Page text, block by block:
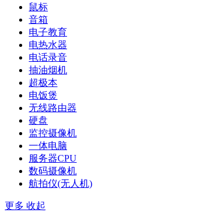
鼠标
音箱
电子教育
电热水器
电话录音
抽油烟机
超极本
电饭煲
无线路由器
硬盘
监控摄像机
一体电脑
服务器CPU
数码摄像机
航拍仪(无人机)
更多 收起